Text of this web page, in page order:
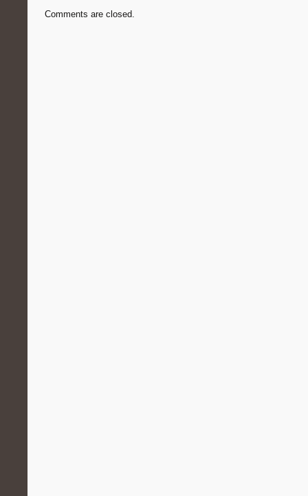
Comments are closed.